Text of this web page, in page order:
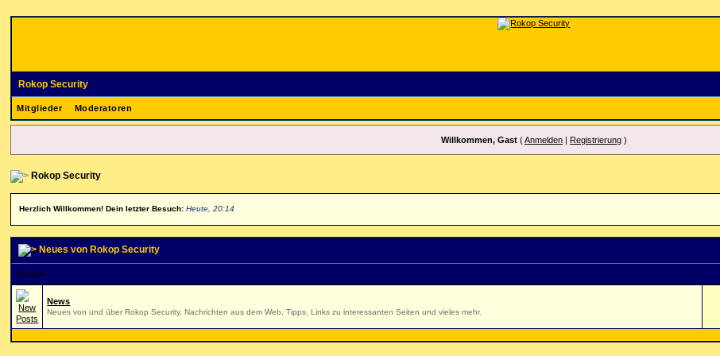
Rokop Security
Mitglieder Moderatoren
Willkommen, Gast(Anmelden| Registrierung)
Rokop Security
Herzlich Willkommen! Dein letzter Besuch:Heute, 20:14
Neues von Rokop Security
Forum
News
Neues von und über Rokop Security, Nachrichten aus dem Web, Tipps, Links zu interessanten Seiten und vieles mehr.